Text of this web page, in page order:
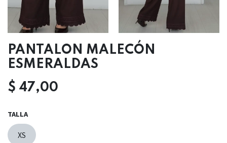
PANTALON MALECÓN
ESMERALDAS
$ 47,00
TALLA
XS